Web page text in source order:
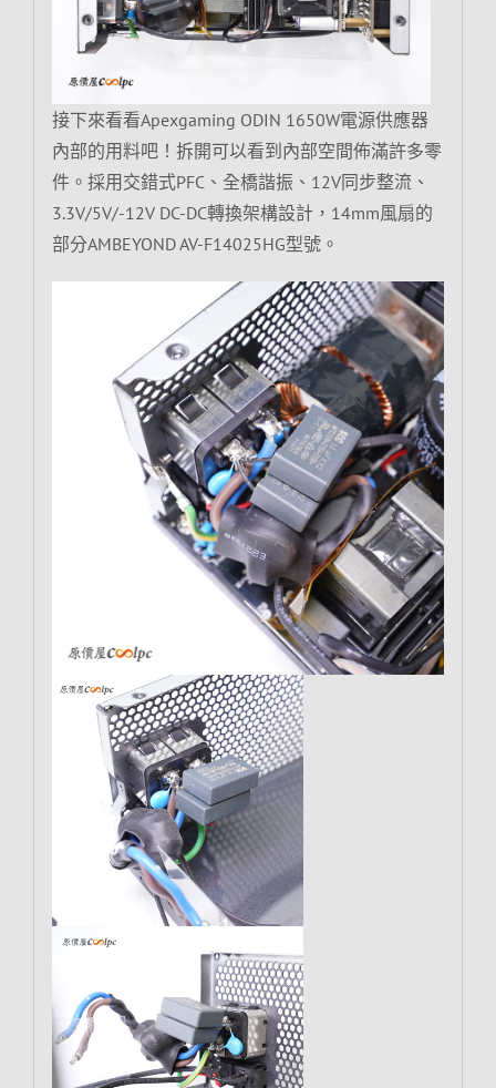
接下來看看Apexgaming ODIN 1650W電源供應器
內部的用料吧！拆開可以看到內部空間佈滿許多零
件。採用交錯式PFC、全橋諧振、12V同步整流、
3.3V/5V/-12V DC-DC轉換架構設計，14mm風扇的
部分AMBEYOND AV-F14025HG型號。